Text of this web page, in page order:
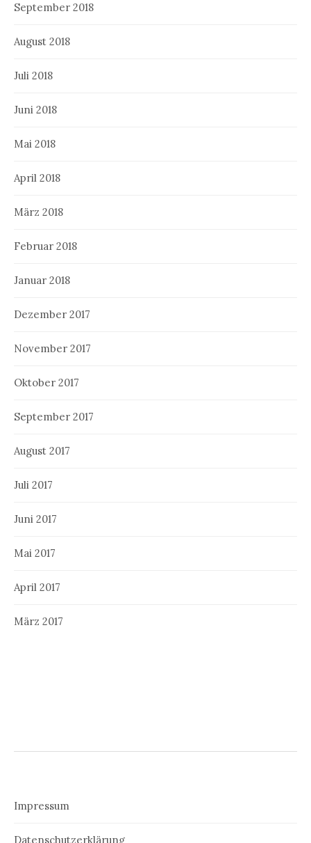
September 2018
August 2018
Juli 2018
Juni 2018
Mai 2018
April 2018
März 2018
Februar 2018
Januar 2018
Dezember 2017
November 2017
Oktober 2017
September 2017
August 2017
Juli 2017
Juni 2017
Mai 2017
April 2017
März 2017
Impressum
Datenschutzerklärung